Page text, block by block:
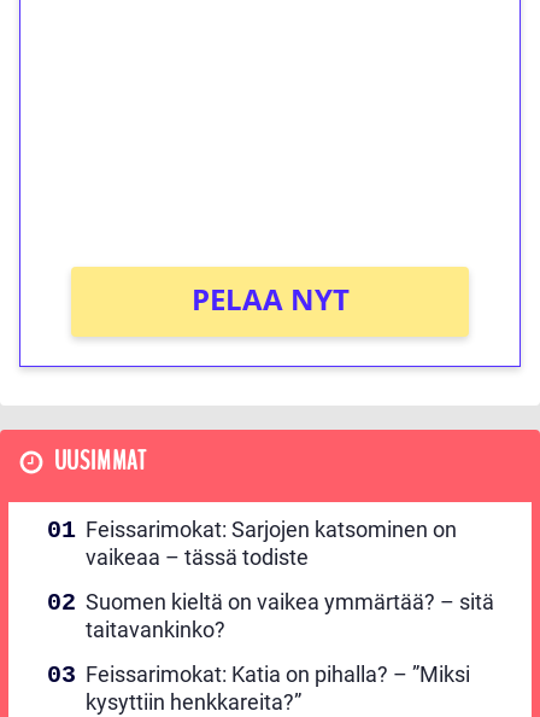
PELAA NYT
UUSIMMAT
Feissarimokat: Sarjojen katsominen on
vaikeaa – tässä todiste
Suomen kieltä on vaikea ymmärtää? – sitä
taitavankinko?
Feissarimokat: Katia on pihalla? – ”Miksi
kysyttiin henkkareita?”